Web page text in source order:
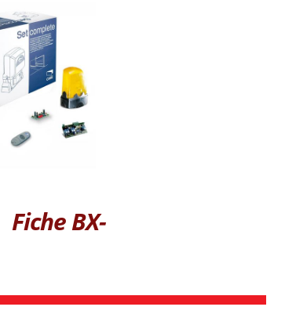
Fiche BX-